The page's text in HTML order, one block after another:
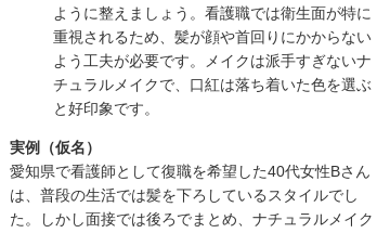
ように整えましょう。看護職では衛生面が特に
重視されるため、髪が顔や首回りにかからない
よう工夫が必要です。メイクは派手すぎないナ
チュラルメイクで、口紅は落ち着いた色を選ぶ
と好印象です。
実例（仮名）
愛知県で看護師として復職を希望した40代女性Bさん
は、普段の生活では髪を下ろしているスタイルでし
た。しかし面接では後ろでまとめ、ナチュラルメイク